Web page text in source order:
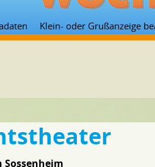
Zum
Inhalt
Klein- oder Grußanzeige
Sossenheim